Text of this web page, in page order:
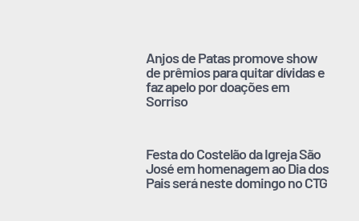
Anjos de Patas promove show
de prêmios para quitar dívidas e
faz apelo por doações em
Sorriso
Festa do Costelão da Igreja São
José em homenagem ao Dia dos
Pais será neste domingo no CTG